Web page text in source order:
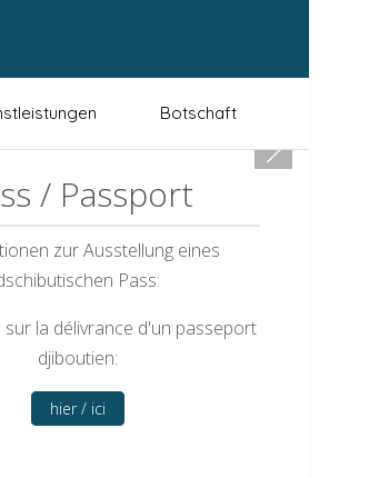
Botschaft
/ Passport
zur Ausstellung eines
Pass:
la délivrance d'un passeport
djiboutien:
hier / ici